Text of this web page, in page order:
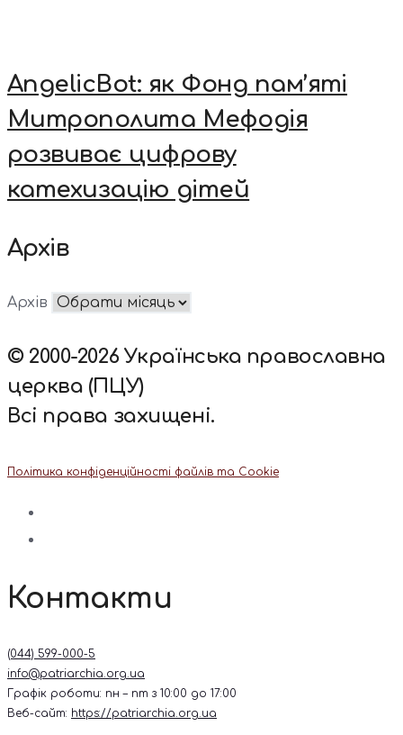
AngelicBot: як Фонд пам’яті
Митрополита Мефодія
розвиває цифрову
катехизацію дітей
Архів
Архів
© 2000-2026 Українська православна
церква (ПЦУ)
Всі права захищені.
Політика конфіденційності файлів та Cookie
Контакти
(044) 599-000-5
info@patriarchia.org.ua
Графік роботи: пн – пт з 10:00 до 17:00
Веб-сайт: https://patriarchia.org.ua